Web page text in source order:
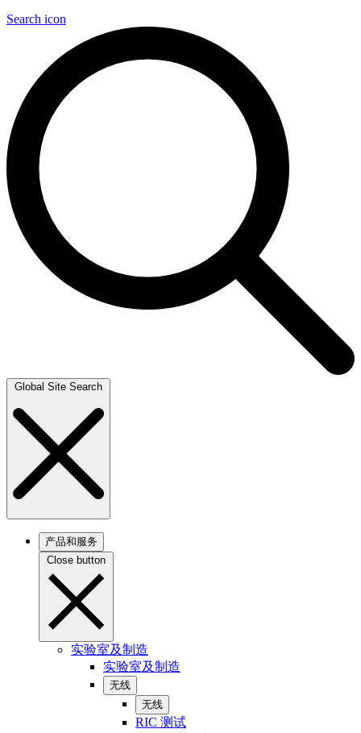
Search icon
Global Site Search
产品和服务
Close button
实验室及制造
实验室及制造
无线
无线
RIC 测试